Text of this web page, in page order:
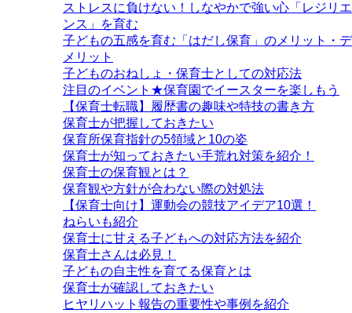
ストレスに負けない！しなやかで強い心「レジリエ
ンス」を育む
子どもの五感を育む「はだし保育」のメリット・デ
メリット
子どものおねしょ・保育士としての対応法
注目のイベント★保育園でイースターを楽しもう
【保育士転職】履歴書の趣味や特技の書き方
保育士が把握しておきたい
保育所保育指針の5領域と10の姿
保育士が知っておきたい手荒れ対策を紹介！
保育士の保育観とは？
保育観や方針が合わない際の対処法
【保育士向け】運動会の競技アイデア10選！
ねらいも紹介
保育士に甘える子どもへの対応方法を紹介
保育士さんは必見！
子どもの自主性を育てる保育とは
保育士が確認しておきたい
ヒヤリハット報告の重要性や事例を紹介